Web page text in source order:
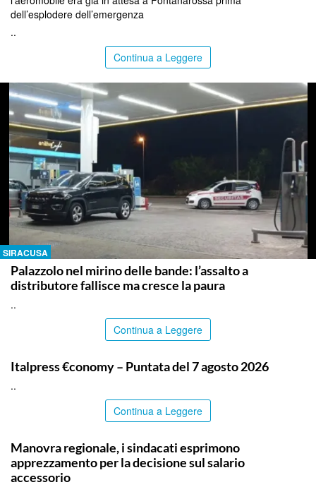
dell’esplodere dell’emergenza
..
Continua a Leggere
SIRACUSA
Palazzolo nel mirino delle bande: l’assalto a
distributore fallisce ma cresce la paura
..
Continua a Leggere
Italpress €conomy – Puntata del 7 agosto 2026
..
Continua a Leggere
Manovra regionale, i sindacati esprimono
apprezzamento per la decisione sul salario
accessorio